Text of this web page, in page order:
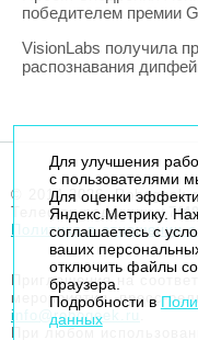
победителем премии
VisionLabs получила
распознавания
© 2014-2026.
Телефон редакции
Политика в отношении
Приглашения на
мероприятия, пресс-
info@robogeek.ru
При любом
Для улучшения
с пользователями
Для оценки
Яндекс.Метрику.
соглашаетесь с
ваших
отключить файлы
браузера.
Подробности в
данных